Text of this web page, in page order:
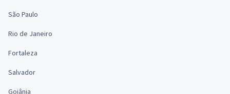
São Paulo
Rio de Janeiro
Fortaleza
Salvador
Goiânia